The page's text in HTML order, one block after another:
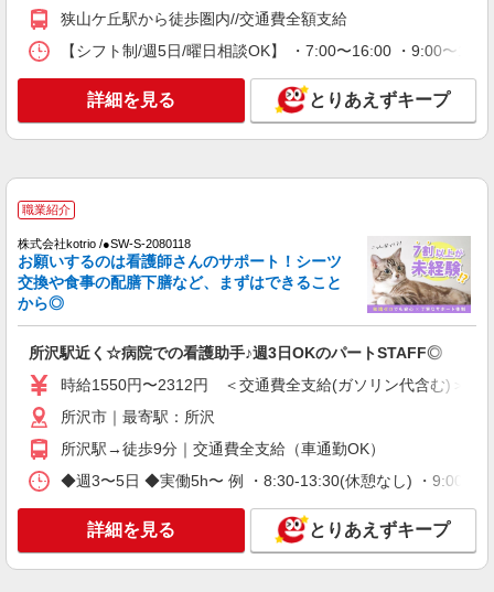
善手当：20,000〜60,000円（勤続年数、保有資格
により変動） ・固定残業手当：20,000円（10時
間） ※固定残業時間を超過する場合には超過勤務
（上記給与とは別に支給） 下記資格をお持ちの方
歓迎 ・認知症介護基礎研修 ・初任者研修 ・実務
者研修 ・介護福祉士 など
キープ 詳細を見る
所沢駅近く☆病院での看護助手♪週3日OKのパ
所沢市｜最寄駅：所沢
キープ 詳細を見る
株式会社トラストグロース 新宿本社 第3営業部
障碍者通所施設での看護師
時給：准看護師2200円/看護師2300円 ※資格に
埼玉県所沢市
キープ 詳細を見る
狭山ケ丘駅から徒歩圏内//交通費全額支給
【シフト制/週5日/曜日相談OK】 ・7:00〜16:00 ・9:00〜
詳細を見る とりあえずキープ
職業紹介
株式会社kotrio /●SW-S-2080118
お願いするのは看護師さんのサポート！シーツ
交換や食事の配膳下膳など、まずはできること
から◎
所沢駅近く☆病院での看護助手♪週3日OKのパートSTAFF◎
時給1550円〜2312円 ＜交通費全支給(ガソリン代含む)＞
所沢市｜最寄駅：所沢
所沢駅→徒歩9分｜交通費全支給（車通勤OK）
◆週3〜5日 ◆実働5h〜 例 ・8:30-13:30(休憩なし) ・9:00-
詳細を見る とりあえずキープ